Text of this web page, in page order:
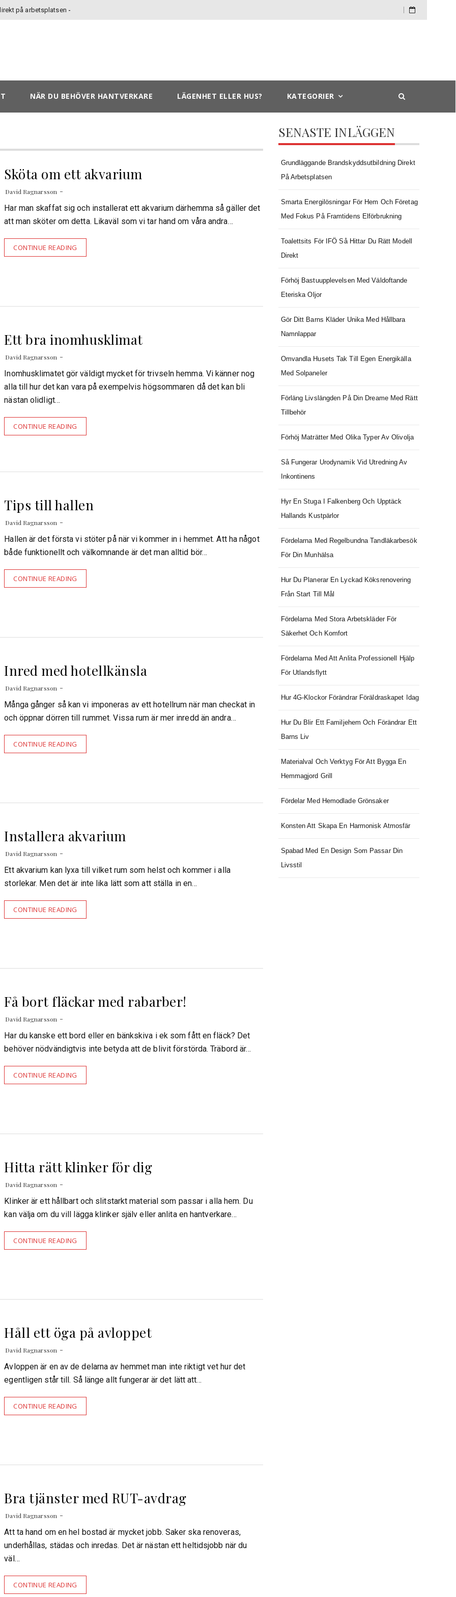
på arbetsplatsen
Skip
NÄR DU BEHÖVER HANTVERKARE LÄGENHET ELLER HUS? KATEGORIER
Sköta om ett akvarium
David Ragnarsson
Har man skaffat sig och installerat ett akvarium därhemma så gäller det
att man sköter om detta. Likaväl som vi tar hand om våra andra…
CONTINUE READING
Ett bra inomhusklimat
David Ragnarsson
Inomhusklimatet gör väldigt mycket för trivseln hemma. Vi känner nog
alla till hur det kan vara på exempelvis högsommaren då det kan bli
nästan olidligt…
CONTINUE READING
Tips till hallen
David Ragnarsson
Hallen är det första vi stöter på när vi kommer in i hemmet. Att ha något
både funktionellt och välkomnande är det man alltid bör…
CONTINUE READING
Inred med hotellkänsla
David Ragnarsson
Många gånger så kan vi imponeras av ett hotellrum när man checkat in
och öppnar dörren till rummet. Vissa rum är mer inredd än andra…
CONTINUE READING
Installera akvarium
David Ragnarsson
Ett akvarium kan lyxa till vilket rum som helst och kommer i alla
storlekar. Men det är inte lika lätt som att ställa in en…
CONTINUE READING
Få bort fläckar med rabarber!
David Ragnarsson
Har du kanske ett bord eller en bänkskiva i ek som fått en fläck? Det
behöver nödvändigtvis inte betyda att de blivit förstörda. Träbord är…
CONTINUE READING
Hitta rätt klinker för dig
David Ragnarsson
Klinker är ett hållbart och slitstarkt material som passar i alla hem. Du
kan välja om du vill lägga klinker själv eller anlita en hantverkare…
CONTINUE READING
Håll ett öga på avloppet
David Ragnarsson
Avloppen är en av de delarna av hemmet man inte riktigt vet hur det
egentligen står till. Så länge allt fungerar är det lätt att…
CONTINUE READING
Bra tjänster med RUT-avdrag
David Ragnarsson
Att ta hand om en hel bostad är mycket jobb. Saker ska renoveras,
underhållas, städas och inredas. Det är nästan ett heltidsjobb när du
väl…
CONTINUE READING
SENASTE INLÄGGEN
Grundläggande Brandskyddsutbildning Direkt
På Arbetsplatsen
Smarta Energilösningar För Hem Och Företag
Med Fokus På Framtidens Elförbrukning
Toalettsits För IFÖ Så Hittar Du Rätt Modell
Direkt
Förhöj Bastuupplevelsen Med Väldoftande
Eteriska Oljor
Gör Ditt Barns Kläder Unika Med Hållbara
Namnlappar
Omvandla Husets Tak Till Egen Energikälla
Med Solpaneler
Förläng Livslängden På Din Dreame Med Rätt
Tillbehör
Förhöj Maträtter Med Olika Typer Av Olivolja
Så Fungerar Urodynamik Vid Utredning Av
Inkontinens
Hyr En Stuga I Falkenberg Och Upptäck
Hallands Kustpärlor
Fördelarna Med Regelbundna Tandläkarbesök
För Din Munhälsa
Hur Du Planerar En Lyckad Köksrenovering
Från Start Till Mål
Fördelarna Med Stora Arbetskläder För
Säkerhet Och Komfort
Fördelarna Med Att Anlita Professionell Hjälp
För Utlandsflytt
Hur 4G-Klockor Förändrar Föräldraskapet Idag
Hur Du Blir Ett Familjehem Och Förändrar Ett
Barns Liv
Materialval Och Verktyg För Att Bygga En
Hemmagjord Grill
Fördelar Med Hemodlade Grönsaker
Konsten Att Skapa En Harmonisk Atmosfär
Spabad Med En Design Som Passar Din
Livsstil